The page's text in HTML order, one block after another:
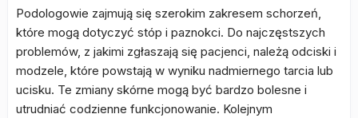
Podologowie zajmują się szerokim zakresem schorzeń,
które mogą dotyczyć stóp i paznokci. Do najczęstszych
problemów, z jakimi zgłaszają się pacjenci, należą odciski i
modzele, które powstają w wyniku nadmiernego tarcia lub
ucisku. Te zmiany skórne mogą być bardzo bolesne i
utrudniać codzienne funkcjonowanie. Kolejnym